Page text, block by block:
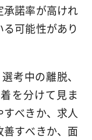
諾率が高けれ
可能性があり
考中の離脱、
を分けて見ま
べきか、求人
すべきか、面